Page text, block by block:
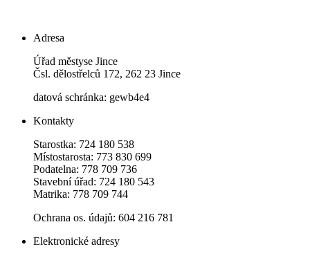
Adresa
Úřad městyse Jince
Čsl. dělostřelců 172, 262 23 Jince
datová schránka: gewb4e4
Kontakty
Starostka: 724 180 538
Místostarosta: 773 830 699
Podatelna: 778 709 736
Stavební úřad: 724 180 543
Matrika: 778 709 744
Ochrana os. údajů: 604 216 781
Elektronické adresy